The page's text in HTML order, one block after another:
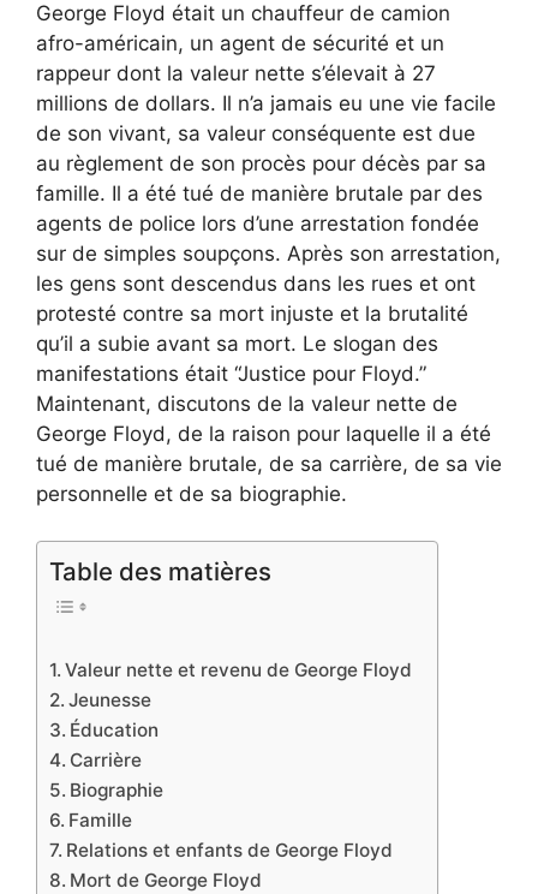
George Floyd était un chauffeur de camion
afro-américain, un agent de sécurité et un
rappeur dont la valeur nette s’élevait à 27
millions de dollars. Il n’a jamais eu une vie facile
de son vivant, sa valeur conséquente est due
au règlement de son procès pour décès par sa
famille. Il a été tué de manière brutale par des
agents de police lors d’une arrestation fondée
sur de simples soupçons. Après son arrestation,
les gens sont descendus dans les rues et ont
protesté contre sa mort injuste et la brutalité
qu’il a subie avant sa mort. Le slogan des
manifestations était “Justice pour Floyd.”
Maintenant, discutons de la valeur nette de
George Floyd, de la raison pour laquelle il a été
tué de manière brutale, de sa carrière, de sa vie
personnelle et de sa biographie.
Table des matières
Valeur nette et revenu de George Floyd
Jeunesse
Éducation
Carrière
Biographie
Famille
Relations et enfants de George Floyd
Mort de George Floyd